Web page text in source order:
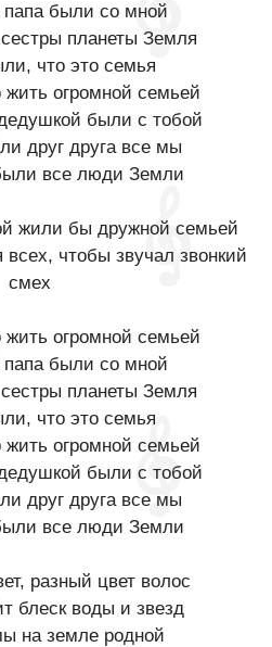
были со мной
планеты Земля
что это семья
жить огромной семьей
были с тобой
друг друга все мы
все люди Земли
жили бы дружной семьей
чтобы звучал звонкий
смех
жить огромной семьей
были со мной
планеты Земля
что это семья
жить огромной семьей
были с тобой
друг друга все мы
все люди Земли
разный цвет волос
блеск воды и звезд
на земле родной